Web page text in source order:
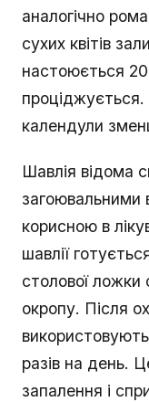
аналогічно
сухих квітів
настоюється 20
календули
Шавлія відома
загоювальними
корисною в
шавлії
столової ложки
окропу. Після
разів на день.
запалення і